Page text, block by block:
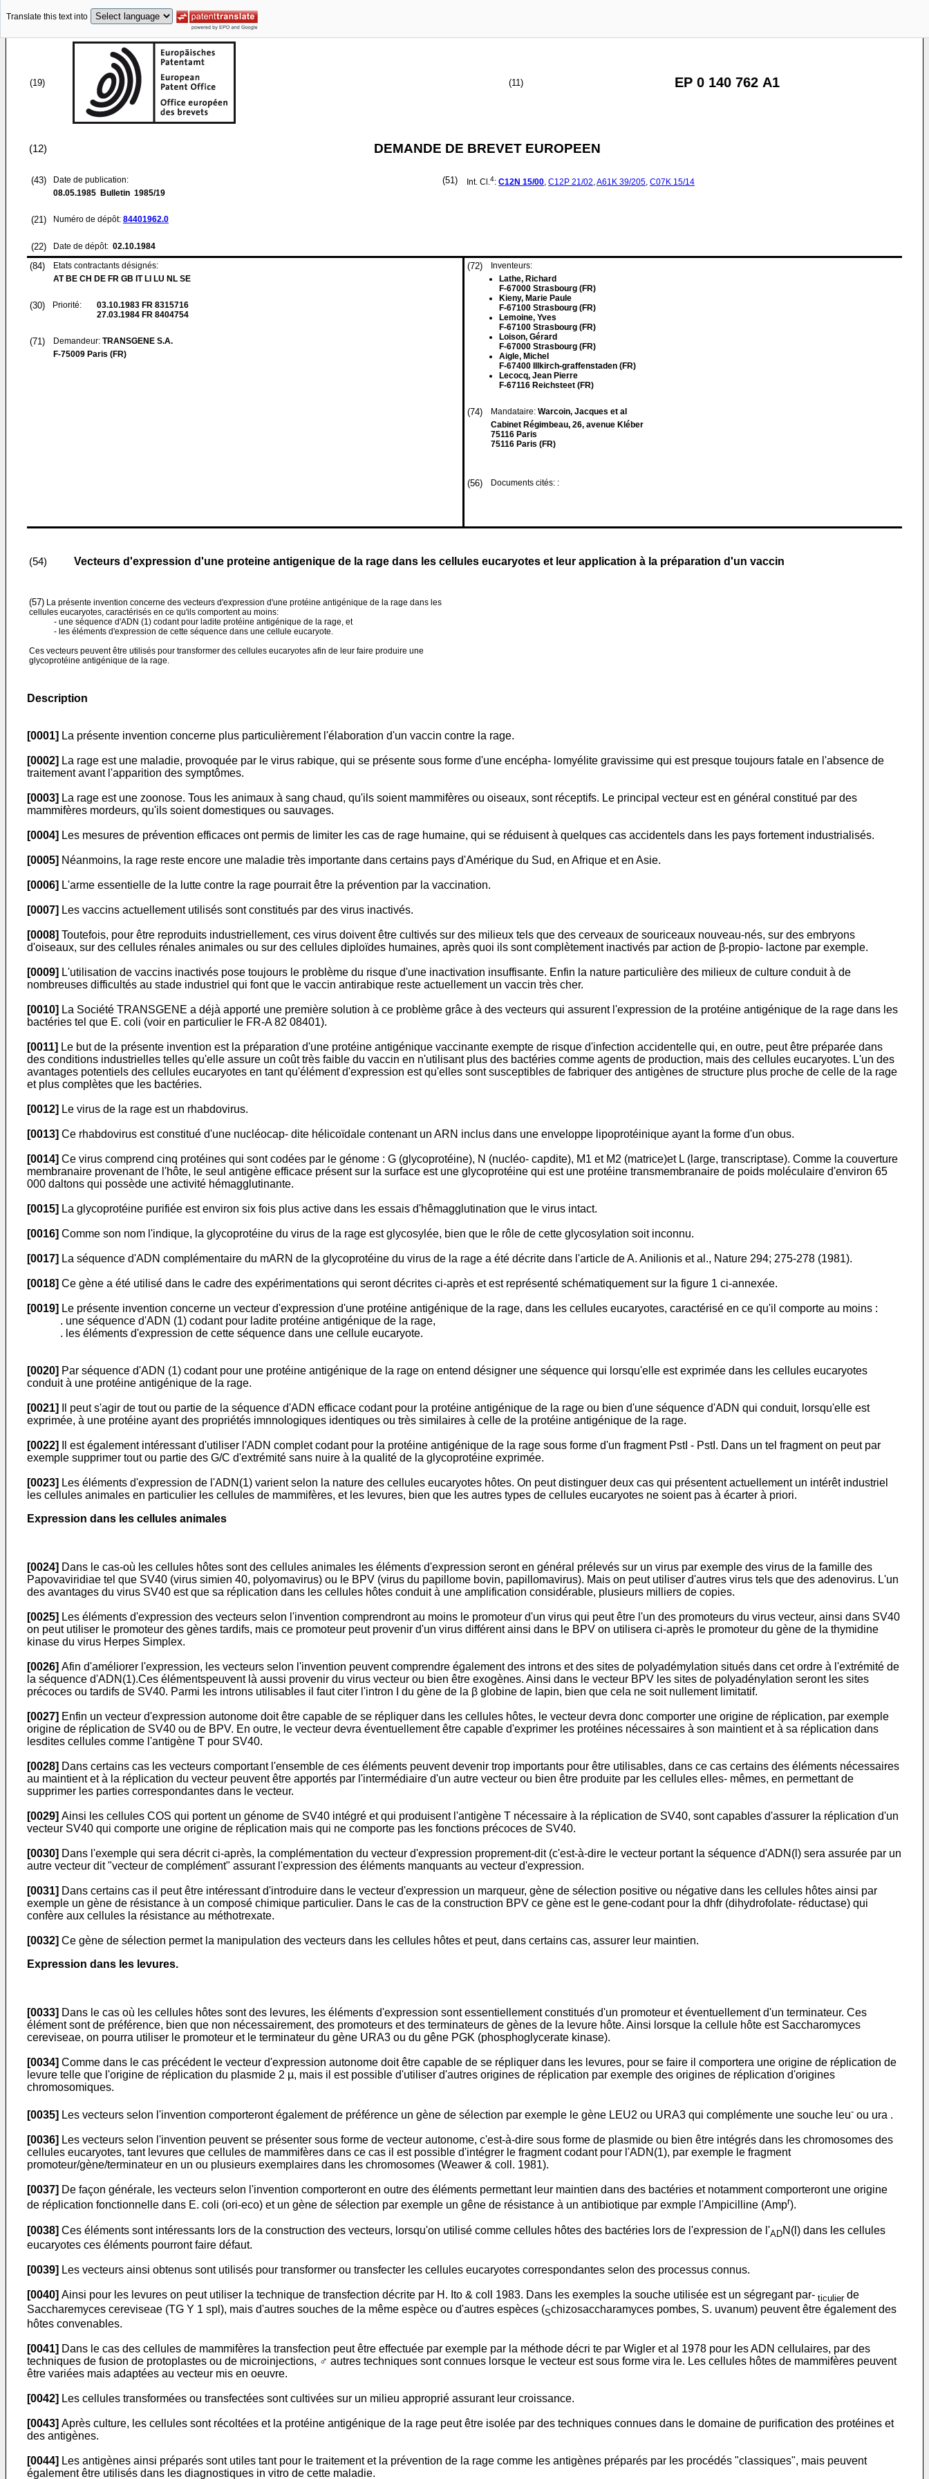
Translate this text into
(19) (11) EP 0 140 762 A1
(12) DEMANDE DE BREVET EUROPEEN
(43)
Date de publication:
08.05.1985 Bulletin 1985/19
(21) Numéro de dépôt: 84401962.0
(22) Date de dépôt: 02.10.1984
(51) Int. Cl.4: C12N 15/00, C12P 21/02,A61K 39/205, C07K 15/14
(84)
Etats contractants désignés:
AT BE CH DE FR GB IT LI LU NL SE
(30) Priorité: 03.10.1983 FR 8315716
27.03.1984 FR 8404754
(71) Demandeur: TRANSGENE S.A.
F-75009 Paris (FR)
(72)
Inventeurs:
Lathe, Richard
F-67000 Strasbourg (FR)
Kieny, Marie Paule
F-67100 Strasbourg (FR)
Lemoine, Yves
F-67100 Strasbourg (FR)
Loison, Gérard
F-67000 Strasbourg (FR)
Aigle, Michel
F-67400 Illkirch-graffenstaden (FR)
Lecocq, Jean Pierre
F-67116 Reichsteet (FR)
(74) Mandataire: Warcoin, Jacques et al
Cabinet Régimbeau, 26, avenue Kléber
75116 Paris
75116 Paris (FR)
(56) Documents cités: :
(54) Vecteurs d'expression d'une proteine antigenique de la rage dans les cellules eucaryotes et leur application à la préparation d'un vaccin
(57) La présente invention concerne des vecteurs d'expression d'une protéine antigénique de la rage dans les
cellules eucaryotes, caractérisés en ce qu'ils comportent au moins:
- une séquence d'ADN (1) codant pour ladite protéine antigénique de la rage, et
- les éléments d'expression de cette séquence dans une cellule eucaryote.
Ces vecteurs peuvent être utilisés pour transformer des cellules eucaryotes afin de leur faire produire une
glycoprotéine antigénique de la rage.
Description
[0001] La présente invention concerne plus particulièrement l'élaboration d'un vaccin contre la rage.
[0002] La rage est une maladie, provoquée par le virus rabique, qui se présente sous forme d'une encépha- lomyélite gravissime qui est presque toujours fatale en l'absence de
traitement avant l'apparition des symptômes.
[0003] La rage est une zoonose. Tous les animaux à sang chaud, qu'ils soient mammifères ou oiseaux, sont réceptifs. Le principal vecteur est en général constitué par des
mammifères mordeurs, qu'ils soient domestiques ou sauvages.
[0004] Les mesures de prévention efficaces ont permis de limiter les cas de rage humaine, qui se réduisent à quelques cas accidentels dans les pays fortement industrialisés.
[0005] Néanmoins, la rage reste encore une maladie très importante dans certains pays d'Amérique du Sud, en Afrique et en Asie.
[0006] L'arme essentielle de la lutte contre la rage pourrait être la prévention par la vaccination.
[0007] Les vaccins actuellement utilisés sont constitués par des virus inactivés.
[0008] Toutefois, pour être reproduits industriellement, ces virus doivent être cultivés sur des milieux tels que des cerveaux de souriceaux nouveau-nés, sur des embryons
d'oiseaux, sur des cellules rénales animales ou sur des cellules diploïdes humaines, après quoi ils sont complètement inactivés par action de β-propio- lactone par exemple.
[0009] L'utilisation de vaccins inactivés pose toujours le problème du risque d'une inactivation insuffisante. Enfin la nature particulière des milieux de culture conduit à de
nombreuses difficultés au stade industriel qui font que le vaccin antirabique reste actuellement un vaccin très cher.
[0010] La Société TRANSGENE a déjà apporté une première solution à ce problème grâce à des vecteurs qui assurent l'expression de la protéine antigénique de la rage dans les
bactéries tel que E. coli (voir en particulier le FR-A 82 08401).
[0011] Le but de la présente invention est la préparation d'une protéine antigénique vaccinante exempte de risque d'infection accidentelle qui, en outre, peut être préparée dans
des conditions industrielles telles qu'elle assure un coût très faible du vaccin en n'utilisant plus des bactéries comme agents de production, mais des cellules eucaryotes. L'un des
avantages potentiels des cellules eucaryotes en tant qu'élément d'expression est qu'elles sont susceptibles de fabriquer des antigènes de structure plus proche de celle de la rage
et plus complètes que les bactéries.
[0012] Le virus de la rage est un rhabdovirus.
[0013] Ce rhabdovirus est constitué d'une nucléocap- dite hélicoïdale contenant un ARN inclus dans une enveloppe lipoprotéinique ayant la forme d'un obus.
[0014] Ce virus comprend cinq protéines qui sont codées par le génome : G (glycoprotéine), N (nucléo- capdite), M1 et M2 (matrice)et L (large, transcriptase). Comme la couverture
membranaire provenant de l'hôte, le seul antigène efficace présent sur la surface est une glycoprotéine qui est une protéine transmembranaire de poids moléculaire d'environ 65
000 daltons qui possède une activité hémagglutinante.
[0015] La glycoprotéine purifiée est environ six fois plus active dans les essais d'hêmagglutination que le virus intact.
[0016] Comme son nom l'indique, la glycoprotéine du virus de la rage est glycosylée, bien que le rôle de cette glycosylation soit inconnu.
[0017] La séquence d'ADN complémentaire du mARN de la glycoprotéine du virus de la rage a été décrite dans l'article de A. Anilionis et al., Nature 294; 275-278 (1981).
[0018] Ce gène a été utilisé dans le cadre des expérimentations qui seront décrites ci-après et est représenté schématiquement sur la figure 1 ci-annexée.
[0019] Le présente invention concerne un vecteur d'expression d'une protéine antigénique de la rage, dans les cellules eucaryotes, caractérisé en ce qu'il comporte au moins :
. une séquence d'ADN (1) codant pour ladite protéine antigénique de la rage,
. les éléments d'expression de cette séquence dans une cellule eucaryote.
[0020] Par séquence d'ADN (1) codant pour une protéine antigénique de la rage on entend désigner une séquence qui lorsqu'elle est exprimée dans les cellules eucaryotes
conduit à une protéine antigénique de la rage.
[0021]
Il peut s'agir de tout ou partie de la séquence d'ADN efficace codant pour la protéine antigénique de la rage ou bien d'une séquence d'ADN qui conduit, lorsqu'elle est
exprimée, à une protéine ayant des propriétés imnnologiques identiques ou très similaires à celle de la protéine antigénique de la rage.
[0022]
Il est également intéressant d'utiliser l'ADN complet codant pour la protéine antigénique de la rage sous forme d'un fragment PstI - PstI. Dans un tel fragment on peut par
exemple supprimer tout ou partie des G/C d'extrémité sans nuire à la qualité de la glycoprotéine exprimée.
[0023] Les éléments d'expression de l'ADN(1) varient selon la nature des cellules eucaryotes hôtes. On peut distinguer deux cas qui présentent actuellement un intérêt industriel
les cellules animales en particulier les cellules de mammifères, et les levures, bien que les autres types de cellules eucaryotes ne soient pas à écarter à priori.
Expression dans les cellules animales
[0024] Dans le cas-où les cellules hôtes sont des cellules animales les éléments d'expression seront en général prélevés sur un virus par exemple des virus de la famille des
Papovaviridiae tel que SV40 (virus simien 40, polyomavirus) ou le BPV (virus du papillome bovin, papillomavirus). Mais on peut utiliser d'autres virus tels que des adenovirus. L'un
des avantages du virus SV40 est que sa réplication dans les cellules hôtes conduit à une amplification considérable, plusieurs milliers de copies.
[0025] Les éléments d'expression des vecteurs selon l'invention comprendront au moins le promoteur d'un virus qui peut être l'un des promoteurs du virus vecteur, ainsi dans SV40
on peut utiliser le promoteur des gènes tardifs, mais ce promoteur peut provenir d'un virus différent ainsi dans le BPV on utilisera ci-après le promoteur du gène de la thymidine
kinase du virus Herpes Simplex.
[0026] Afin d'améliorer l'expression, les vecteurs selon l'invention peuvent comprendre également des introns et des sites de polyadémylation situés dans cet ordre à l'extrémité de
la séquence d'ADN(1).Ces élémentspeuvent là aussi provenir du virus vecteur ou bien être exogènes. Ainsi dans le vecteur BPV les sites de polyadénylation seront les sites
précoces ou tardifs de SV40. Parmi les introns utilisables il faut citer l'intron I du gène de la β globine de lapin, bien que cela ne soit nullement limitatif.
[0027] Enfin un vecteur d'expression autonome doit être capable de se répliquer dans les cellules hôtes, le vecteur devra donc comporter une origine de réplication, par exemple
origine de réplication de SV40 ou de BPV. En outre, le vecteur devra éventuellement être capable d'exprimer les protéines nécessaires à son maintient et à sa réplication dans
lesdites cellules comme l'antigène T pour SV40.
[0028] Dans certains cas les vecteurs comportant l'ensemble de ces éléments peuvent devenir trop importants pour être utilisables, dans ce cas certains des éléments nécessaires
au maintient et à la réplication du vecteur peuvent être apportés par l'intermédiaire d'un autre vecteur ou bien être produite par les cellules elles- mêmes, en permettant de
supprimer les parties correspondantes dans le vecteur.
[0029] Ainsi les cellules COS qui portent un génome de SV40 intégré et qui produisent l'antigène T nécessaire à la réplication de SV40, sont capables d'assurer la réplication d'un
vecteur SV40 qui comporte une origine de réplication mais qui ne comporte pas les fonctions précoces de SV40.
[0030] Dans l'exemple qui sera décrit ci-après, la complémentation du vecteur d'expression proprement-dit (c'est-à-dire le vecteur portant la séquence d'ADN(l) sera assurée par un
autre vecteur dit "vecteur de complément" assurant l'expression des éléments manquants au vecteur d'expression.
[0031] Dans certains cas il peut être intéressant d'introduire dans le vecteur d'expression un marqueur, gène de sélection positive ou négative dans les cellules hôtes ainsi par
exemple un gène de résistance à un composé chimique particulier. Dans le cas de la construction BPV ce gène est le gene-codant pour la dhfr (dihydrofolate- réductase) qui
confère aux cellules la résistance au méthotrexate.
[0032] Ce gène de sélection permet la manipulation des vecteurs dans les cellules hôtes et peut, dans certains cas, assurer leur maintien.
Expression dans les levures.
[0033] Dans le cas où les cellules hôtes sont des levures, les éléments d'expression sont essentiellement constitués d'un promoteur et éventuellement d'un terminateur. Ces
élément sont de préférence, bien que non nécessairement, des promoteurs et des terminateurs de gènes de la levure hôte. Ainsi lorsque la cellule hôte est Saccharomyces
cereviseae, on pourra utiliser le promoteur et le terminateur du gène URA3 ou du gêne PGK (phosphoglycerate kinase).
[0034] Comme dans le cas précédent le vecteur d'expression autonome doit être capable de se répliquer dans les levures, pour se faire il comportera une origine de réplication de
levure telle que l'origine de réplication du plasmide 2 µ, mais il est possible d'utiliser d'autres origines de réplication par exemple des origines de réplication d'origines
chromosomiques.
[0035] Les vecteurs selon l'invention comporteront également de préférence un gène de sélection par exemple le gène LEU2 ou URA3 qui complémente une souche leu- ou ura .
[0036] Les vecteurs selon l'invention peuvent se présenter sous forme de vecteur autonome, c'est-à-dire sous forme de plasmide ou bien être intégrés dans les chromosomes des
cellules eucaryotes, tant levures que cellules de mammifères dans ce cas il est possible d'intégrer le fragment codant pour l'ADN(1), par exemple le fragment
promoteur/gène/terminateur en un ou plusieurs exemplaires dans les chromosomes (Weawer & coll. 1981).
[0037] De façon générale, les vecteurs selon l'invention comporteront en outre des éléments permettant leur maintien dans des bactéries et notamment comporteront une origine
de réplication fonctionnelle dans E. coli (ori-eco) et un gène de sélection par exemple un gêne de résistance à un antibiotique par exmple l'Ampicilline (Ampr).
[0038] Ces éléments sont intéressants lors de la construction des vecteurs, lorsqu'on utilisé comme cellules hôtes des bactéries lors de l'expression de l'ADN(l) dans les cellules
eucaryotes ces éléments pourront faire défaut.
[0039] Les vecteurs ainsi obtenus sont utilisés pour transformer ou transfecter les cellules eucaryotes correspondantes selon des processus connus.
[0040] Ainsi pour les levures on peut utiliser la technique de transfection décrite par H. Ito & coll 1983. Dans les exemples la souche utilisée est un ségregant par- ticulierde
Saccharemyces cereviseae (TG Y 1 spl), mais d'autres souches de la même espèce ou d'autres espèces (Schizosaccharamyces pombes, S. uvanum) peuvent être également des
hôtes convenables.
[0041] Dans le cas des cellules de mammifères la transfection peut être effectuée par exemple par la méthode décri te par Wigler et al 1978 pour les ADN cellulaires, par des
techniques de fusion de protoplastes ou de microinjections, ♂ autres techniques sont connues lorsque le vecteur est sous forme vira le. Les cellules hôtes de mammifères peuvent
être variées mais adaptées au vecteur mis en oeuvre.
[0042] Les cellules transformées ou transfectées sont cultivées sur un milieu approprié assurant leur croissance.
[0043] Après culture, les cellules sont récoltées et la protéine antigénique de la rage peut être isolée par des techniques connues dans le domaine de purification des protéines et
des antigènes.
[0044] Les antigènes ainsi préparés sont utiles tant pour le traitement et la prévention de la rage comme les antigènes préparés par les procédés "classiques", mais peuvent
également être utilisés dans les diagnostiques in vitro de cette maladie.